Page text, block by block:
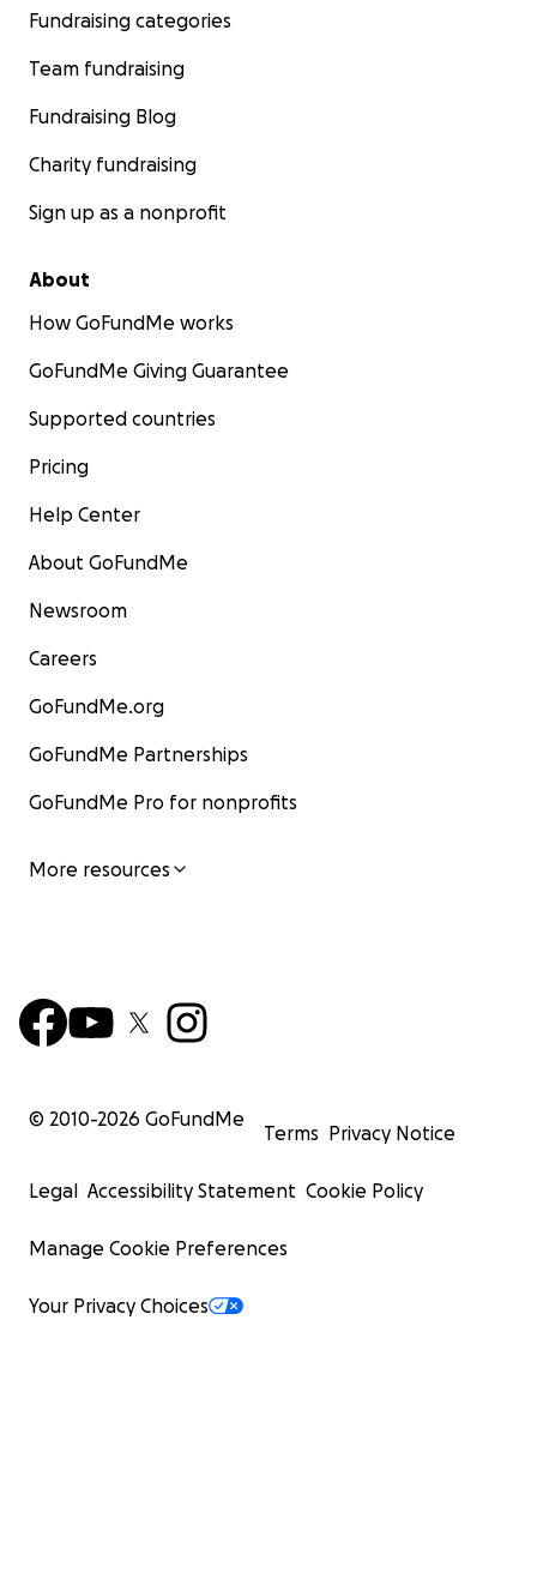
Fundraising categories
Team fundraising
Fundraising Blog
Charity fundraising
Sign up as a nonprofit
About
How GoFundMe works
GoFundMe Giving Guarantee
Supported countries
Pricing
Help Center
About GoFundMe
Newsroom
Careers
GoFundMe.org
GoFundMe Partnerships
GoFundMe Pro for nonprofits
More resources
© 2010-2026 GoFundMe
Terms Privacy Notice
Legal Accessibility Statement Cookie Policy
Manage Cookie Preferences
Your Privacy Choices